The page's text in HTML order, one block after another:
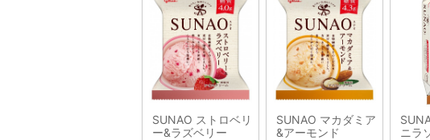
SUNAO ストロベリ
ー&ラズベリー
SUNAO マカダミア
&アーモンド
ニラ